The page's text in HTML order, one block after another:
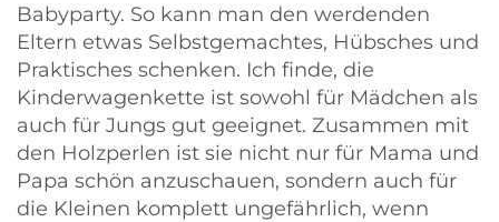
Babyparty. So kann man den werdenden
Eltern etwas Selbstgemachtes, Hübsches und
Praktisches schenken. Ich finde, die
Kinderwagenkette ist sowohl für Mädchen als
auch für Jungs gut geeignet. Zusammen mit
den Holzperlen ist sie nicht nur für Mama und
Papa schön anzuschauen, sondern auch für
die Kleinen komplett ungefährlich, wenn